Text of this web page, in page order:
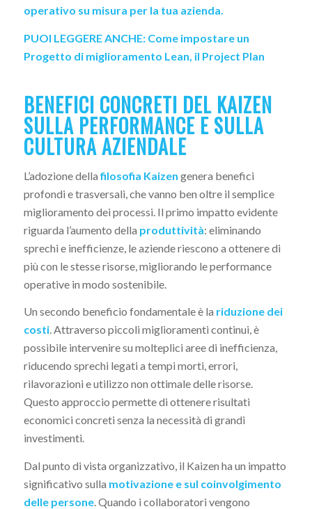
operativo su misura per la tua azienda.
PUOI LEGGERE ANCHE: Come impostare un
Progetto di miglioramento Lean, il Project Plan
BENEFICI CONCRETI DEL KAIZEN
SULLA PERFORMANCE E SULLA
CULTURA AZIENDALE
L’adozione dellafilosofia Kaizen genera benefici
profondi e trasversali, che vanno ben oltre il semplice
miglioramento dei processi. Il primo impatto evidente
riguarda l’aumento della produttività: eliminando
sprechi e inefficienze, le aziende riescono a ottenere di
più con le stesse risorse, migliorando le performance
operative in modo sostenibile.
Un secondo beneficio fondamentale è la riduzione dei
costi. Attraverso piccoli miglioramenti continui, è
possibile intervenire su molteplici aree di inefficienza,
riducendo sprechi legati a tempi morti, errori,
rilavorazioni e utilizzo non ottimale delle risorse.
Questo approccio permette di ottenere risultati
economici concreti senza la necessità di grandi
investimenti.
Dal punto di vista organizzativo, il Kaizen ha un impatto
significativo sulla motivazione e sul coinvolgimento
delle persone. Quando i collaboratori vengono